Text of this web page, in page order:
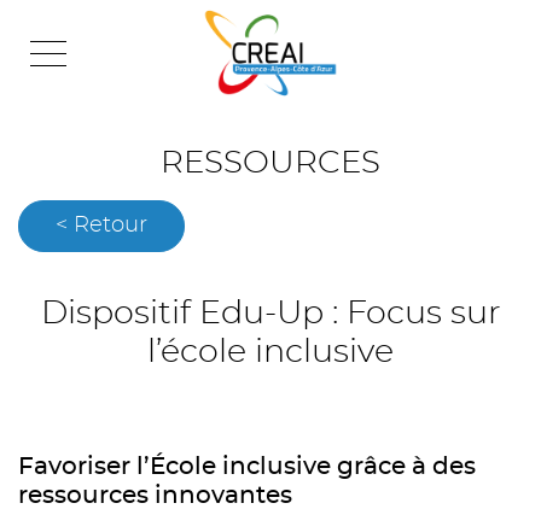
RESSOURCES
< Retour
Dispositif Edu-Up : Focus sur
l’école inclusive
Favoriser l’École inclusive grâce à des
ressources innovantes